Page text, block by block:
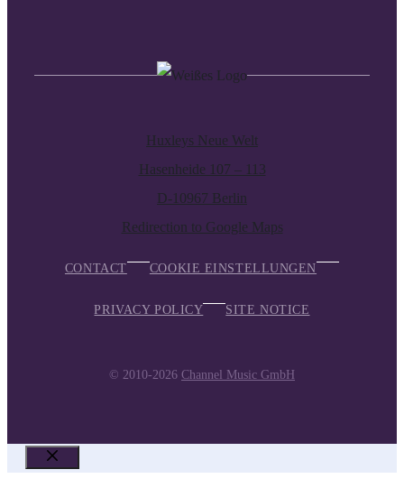
Huxleys Neue Welt
Hasenheide 107 – 113
D-10967 Berlin
Redirection to Google Maps
CONTACT COOKIE EINSTELLUNGEN
PRIVACY POLICY SITE NOTICE
© 2010-2026 Channel Music GmbH
CLOSE